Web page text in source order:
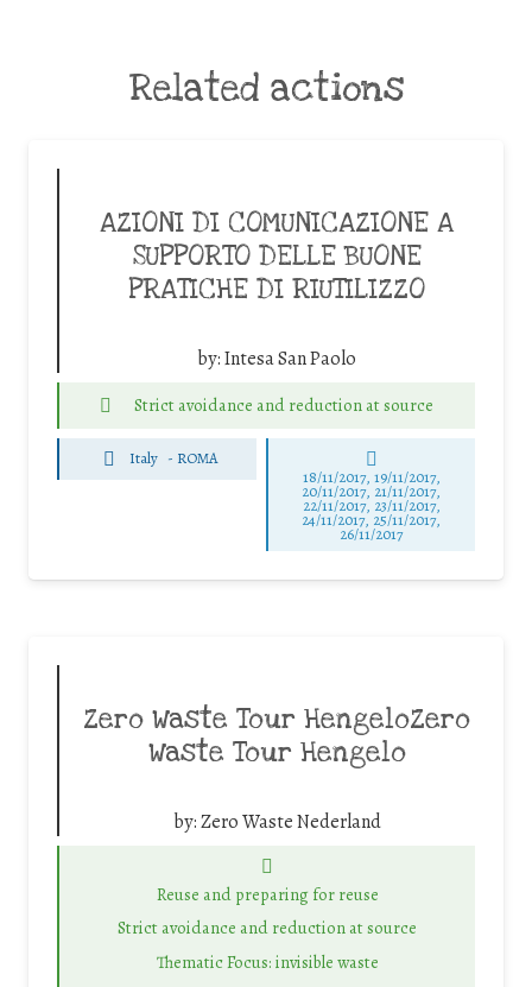
Related actions
AZIONI DI COMUNICAZIONE A
SUPPORTO DELLE BUONE
PRATICHE DI RIUTILIZZO
by:Intesa San Paolo
Strict avoidance and reduction at source
Italy - ROMA
18/11/2017, 19/11/2017,
20/11/2017, 21/11/2017,
22/11/2017, 23/11/2017,
24/11/2017, 25/11/2017,
26/11/2017
Zero Waste Tour HengeloZero
Waste Tour Hengelo
by:Zero Waste Nederland
Reuse and preparing for reuse
Strict avoidance and reduction at source
Thematic Focus: invisible waste